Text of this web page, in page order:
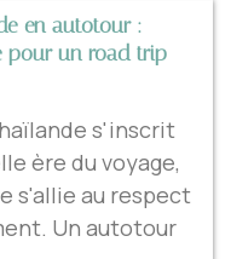
en autotour :
pour un road trip
s'inscrit
ère du voyage,
s'allie au respect
Un autotour